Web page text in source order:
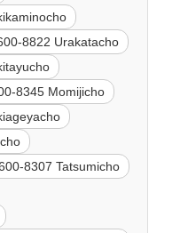
8822 Urakatacho
8345 Momijicho
8307 Tatsumicho